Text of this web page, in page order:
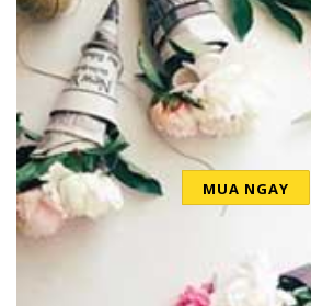
MUA NGAY